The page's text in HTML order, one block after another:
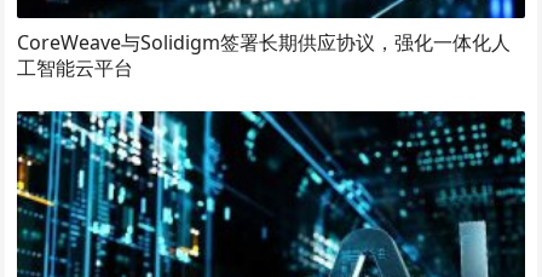
CoreWeave与Solidigm签署长期供应协议，强化一体化人
工智能云平台